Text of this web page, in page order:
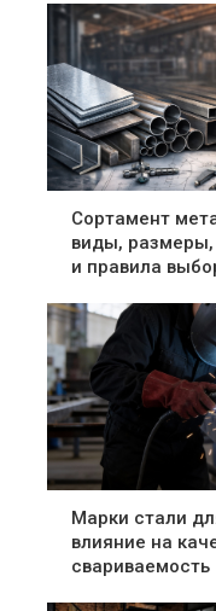
Сортамент
виды,
и правила
Марки стали
влияние на
свариваемость